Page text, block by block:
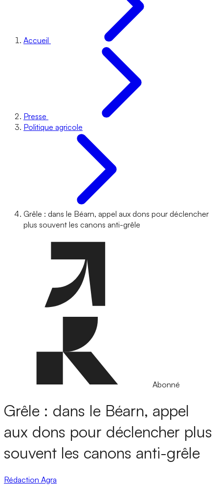
Accueil
Presse
Politique agricole
Grêle : dans le Béarn, appel aux dons pour déclencher
plus souvent les canons anti-grêle
Abonné
Grêle : dans le Béarn, appel
aux dons pour déclencher plus
souvent les canons anti-grêle
Rédaction Agra